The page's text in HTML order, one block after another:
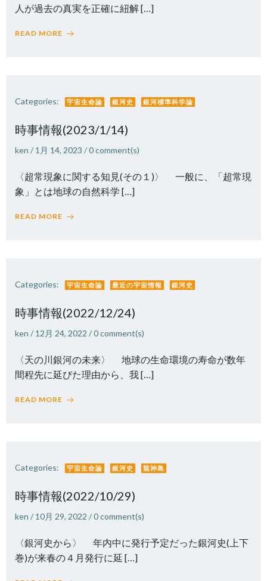
人が過去の真実を正確に紐解 […]
READ MORE
Categories: 宇宙生命論 銀河史 銀河標準科学論
時事情報(2023/1/14)
ken / 1月 14, 2023 /0comment(s)
〈超常現象に関する知見(その１)〉 一般に、「超常現
象」とは地球の自然科学 […]
READ MORE
Categories: 宇宙生命論 最近の宇宙情報 銀河史
時事情報(2022/12/24)
ken / 12月 24, 2022 /0comment(s)
〈天の川銀河の未来〉 地球の生命環境の寿命が数年
間程先に延びた理由から、我 […]
READ MORE
Categories: 宇宙生命論 銀河史 龍神島
時事情報(2022/10/29)
ken / 10月 29, 2022 /0comment(s)
〈銀河史から〉 年内中に発行予定だった銀河史(上下
巻)が来春の４月発行に延 […]